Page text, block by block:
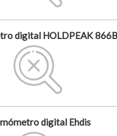
digital HOLDPEAK 866B
digital Ehdis